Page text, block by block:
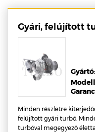
Gyári, felújított
Gyártó:
Minden részletre
felújított gyári turbó.
turbóval megegyező